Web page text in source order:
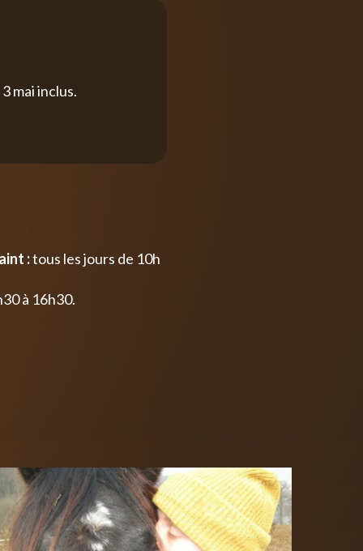
mai inclus.
:tous les jours de 10h
à 16h30.